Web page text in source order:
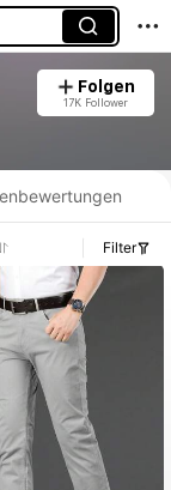
Folgen
17K Follower
Filter